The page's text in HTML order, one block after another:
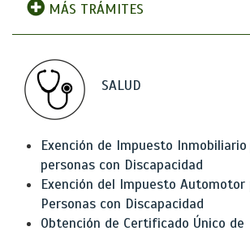
MÁS TRÁMITES
SALUD
Exención de Impuesto Inmobiliario
personas con Discapacidad
Exención del Impuesto Automotor
Personas con Discapacidad
Obtención de Certificado Único de